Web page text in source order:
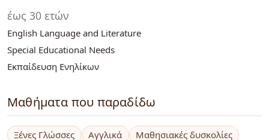
έως 30 ετών
English Language and Literature
Special Educational Needs
Εκπαίδευση Ενηλίκων
Μαθήματα που παραδίδω
Ξένες Γλώσσες Αγγλικά Μαθησιακές δυσκολίες